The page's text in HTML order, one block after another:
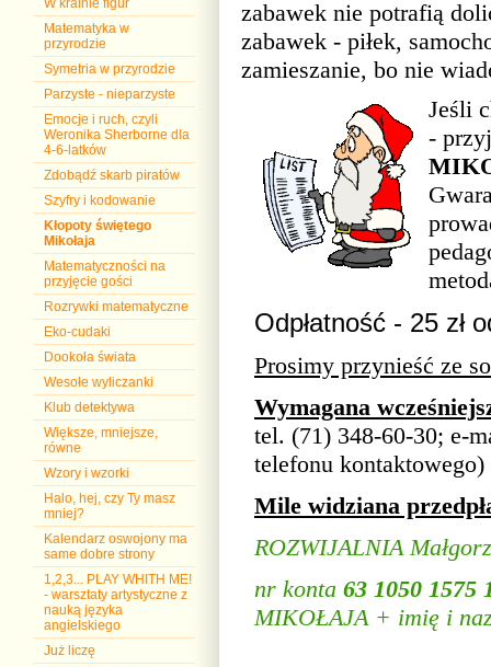
W krainie figur
Matematyka w
przyrodzie
Symetria w przyrodzie
Parzyste - nieparzyste
Emocje i ruch, czyli
Weronika Sherborne dla
4-6-latków
Zdobądź skarb piratów
Szyfry i kodowanie
Kłopoty świętego
Mikołaja
Matematyczności na
przyjęcie gości
Rozrywki matematyczne
Eko-cudaki
Dookoła świata
Wesołe wyliczanki
Klub detektywa
Większe, mniejsze,
równe
Wzory i wzorki
Halo, hej, czy Ty masz
mniej?
Kalendarz oswojony ma
same dobre strony
1,2,3... PLAY WHITH ME!
- warsztaty artystyczne z
nauką języka
angielskiego
Już liczę
zabawek nie potrafią
zabawek - piłek,
zamieszanie, bo nie
Jeśli
-
Odpłatność - 25 zł
Prosimy przynieść ze
Wymagana
tel. (71) 348-60-30; e-
telefonu kontaktowego)
Mile widziana
ROZWIJALNIA
nr konta 63 1050 1575
MIKOŁAJA + imię i